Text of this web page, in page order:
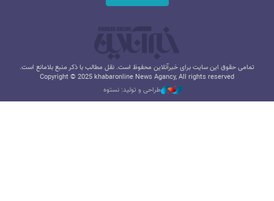
تمامی حقوق این سایت برای خبرآنلاین محفوظ است. نقل مطالب با ذکر منبع بلامانع است.
Copyright © 2025 khabaronline News Agancy, All rights reserved
طراحی و تولید: نستوه